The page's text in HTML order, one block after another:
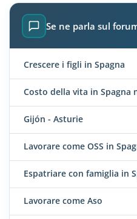
Se ne parla sul
Crescere i figli in Spagna
Costo della vita in Spagna
Gijón - Asturie
Lavorare come OSS in
Espatriare con famiglia in
Lavorare come Aso